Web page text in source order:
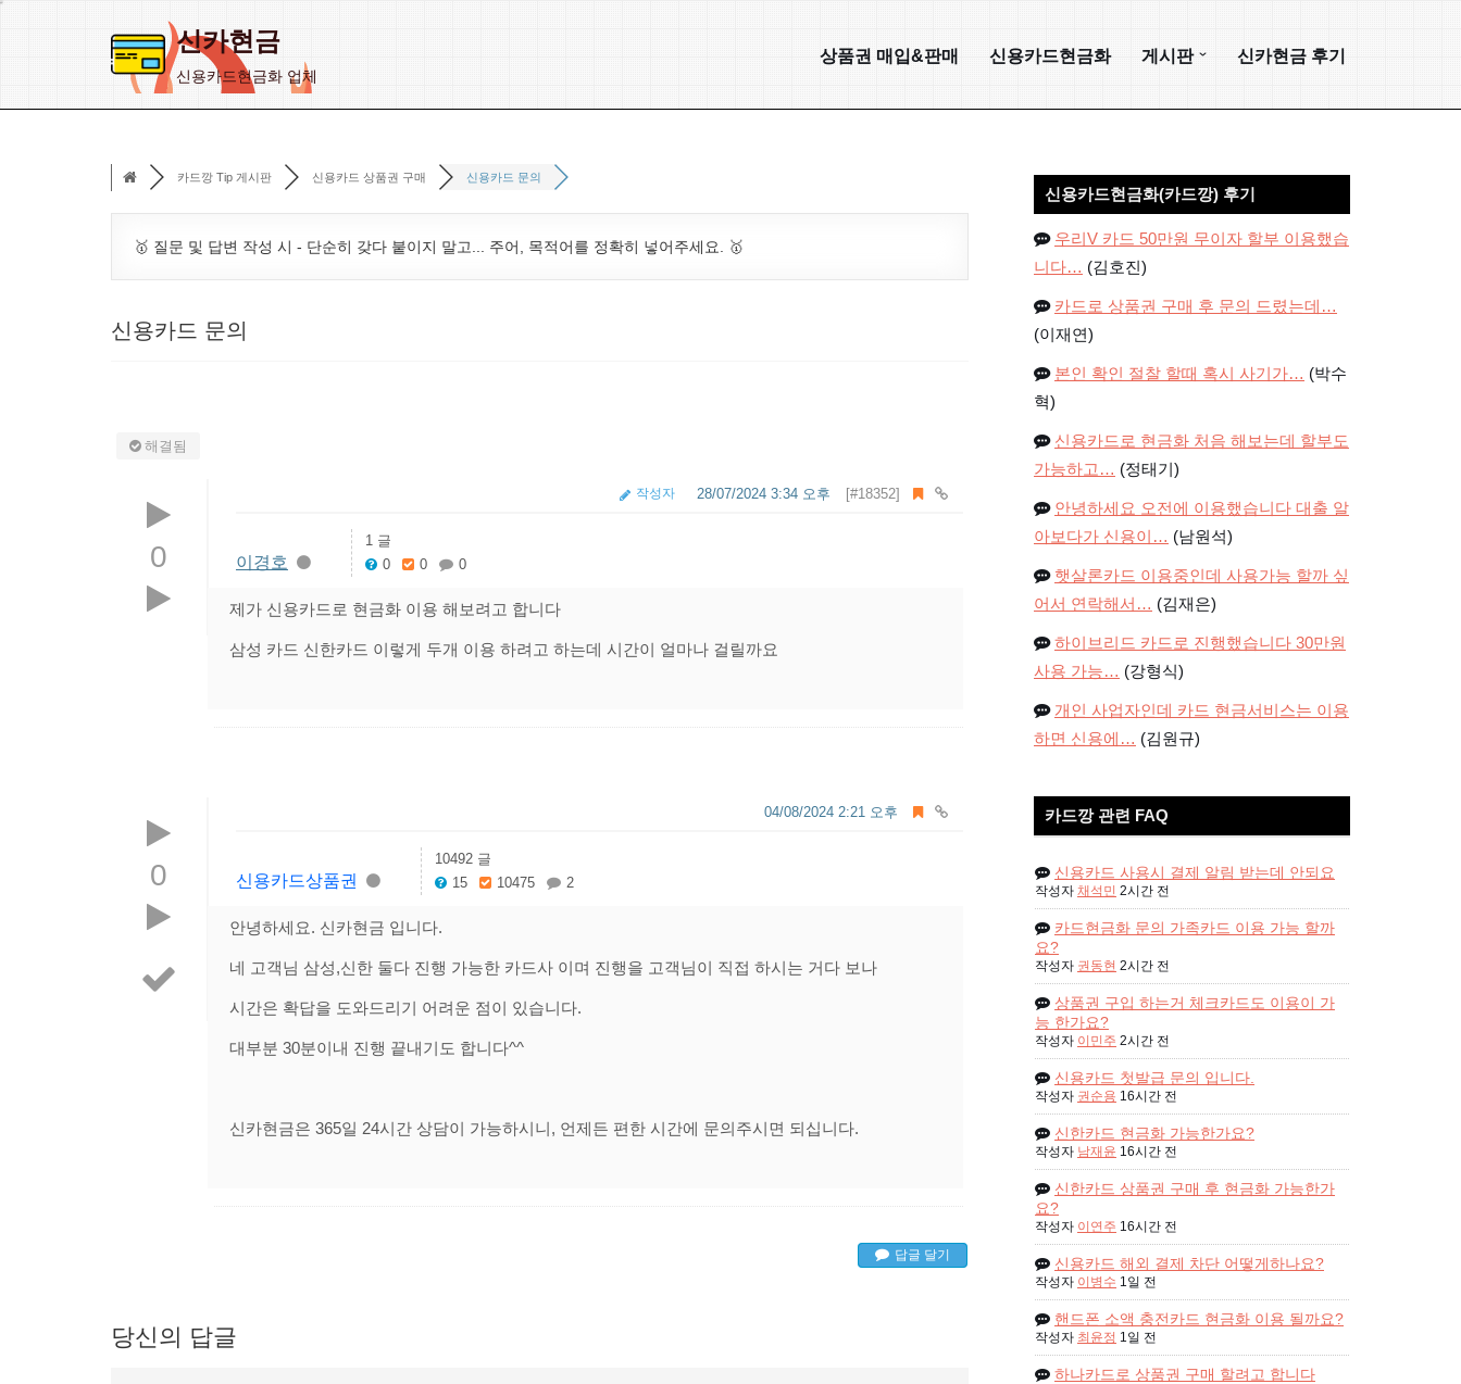
신카현금
신용카드현금화 업체
상품권 매입&판매 신용카드현금화 게시판 신카현금 후기
카드깡 Tip 게시판 신용카드 상품권 구매 신용카드 문의
🥇 질문 및 답변 작성 시 - 단순히 갖다 붙이지 말고... 주어, 목적어를 정확히 넣어주세요. 🥇
신용카드 문의
해결됨
0
[#18352]
28/07/2024 3:34 오후
작성자
이경호
1 글
0
0 0
제가 신용카드로 현금화 이용 해보려고 합니다
삼성 카드 신한카드 이렇게 두개 이용 하려고 하는데 시간이 얼마나 걸릴까요
0
04/08/2024 2:21 오후
신용카드상품권
10492 글
15
10475 2
안녕하세요. 신카현금 입니다.
네 고객님 삼성,신한 둘다 진행 가능한 카드사 이며 진행을 고객님이 직접 하시는 거다 보나
시간은 확답을 도와드리기 어려운 점이 있습니다.
대부분 30분이내 진행 끝내기도 합니다^^
신카현금은 365일 24시간 상담이 가능하시니, 언제든 편한 시간에 문의주시면 되십니다.
답글 달기
당신의 답글
신용카드현금화(카드깡) 후기
우리V 카드 50만원 무이자 할부 이용했습
니다… (김호진)
카드로 상품권 구매 후 문의 드렸는데…
(이재연)
본인 확인 절찰 할때 혹시 사기가… (박수
혁)
신용카드로 현금화 처음 해보는데 할부도
가능하고… (정태기)
안녕하세요 오전에 이용했습니다 대출 알
아보다가 신용이… (남원석)
햇살론카드 이용중인데 사용가능 할까 싶
어서 연락해서… (김재은)
하이브리드 카드로 진행했습니다 30만원
사용 가능… (강형식)
개인 사업자인데 카드 현금서비스는 이용
하면 신용에… (김원규)
카드깡 관련 FAQ
신용카드 사용시 결제 알림 받는데 안되요
작성자 채석민 2시간 전
카드현금화 문의 가족카드 이용 가능 할까
요?
작성자 권동현 2시간 전
상품권 구입 하는거 체크카드도 이용이 가
능 한가요?
작성자 이민주 2시간 전
신용카드 첫발급 문의 입니다.
작성자 권순용 16시간 전
신한카드 현금화 가능한가요?
작성자 남재윤 16시간 전
신한카드 상품권 구매 후 현금화 가능한가
요?
작성자 이연주 16시간 전
신용카드 해외 결제 차단 어떻게하나요?
작성자 이병수 1일 전
핸드폰 소액 충전카드 현금화 이용 될까요?
작성자 최윤정 1일 전
하나카드로 상품권 구매 할려고 합니다